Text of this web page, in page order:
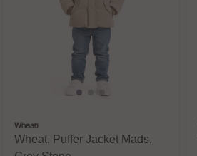
Wheat
Wheat, Puffer Jacket Mads,